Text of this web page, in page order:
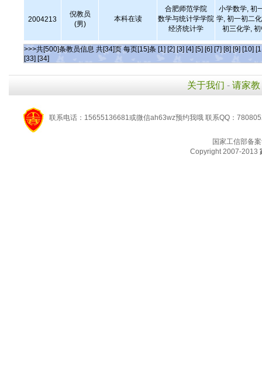
2004213
倪教员
(男)
本科在读
合肥师范学院
数学与统计学学院
经济统计学
小学数学, 初
学, 初一初二
初三化学,
>>>共[500]条教员信息 共[34]页 每页[15]条 [1] [2] [3] [4] [5] [6] [7] [8] [9] [10]
[33] [34]
关于我们 - 请家教
联系电话：15655136681或微信ah63wz预约我哦 联系QQ：
国家工信部备
Copyright 2007-2013